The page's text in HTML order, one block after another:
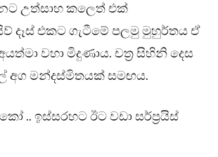
උත්සාහ කලෙත් එක්
දෑස් එකට ගැටීමේ පලමු මුහුර්තය ඒ
වහා මිදුණාය. චත්‍ර සිහිනි දෙස
අග මන්දස්මිතයක් සමඟය.
.. ඉස්සරහට ඊට වඩා සර්ප්‍රයිස්